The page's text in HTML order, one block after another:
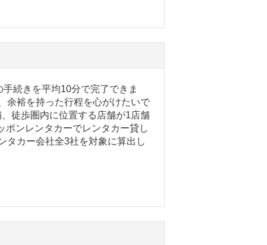
続きを平均10分で完了できま
余裕を持った行程を心がけたいで
徒歩圏内に位置する店舗が1店舗
ポンレンタカーでレンタカー貸し
タカー会社全3社を対象に算出し